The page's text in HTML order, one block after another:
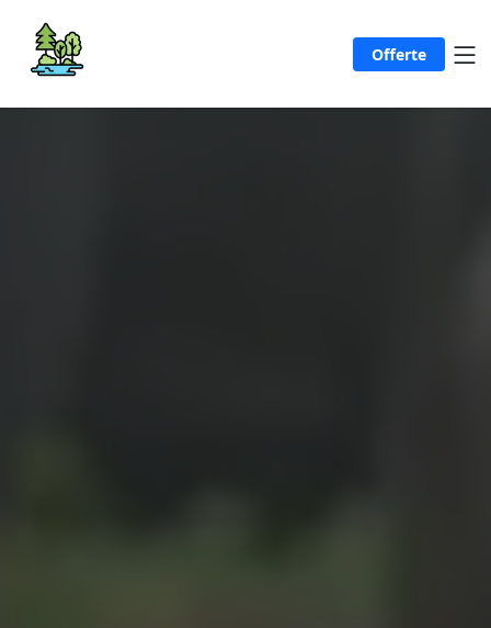
Offerte